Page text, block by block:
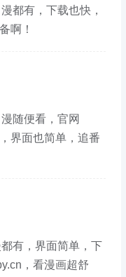
都有，下载也快，
啊！
随便看，官网
界面也简单，追番
有，界面简单，下
，看漫画超舒